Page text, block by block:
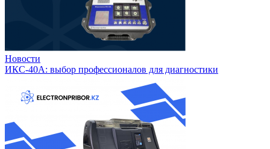
Новости
ИКС-40А: выбор профессионалов для диагностики